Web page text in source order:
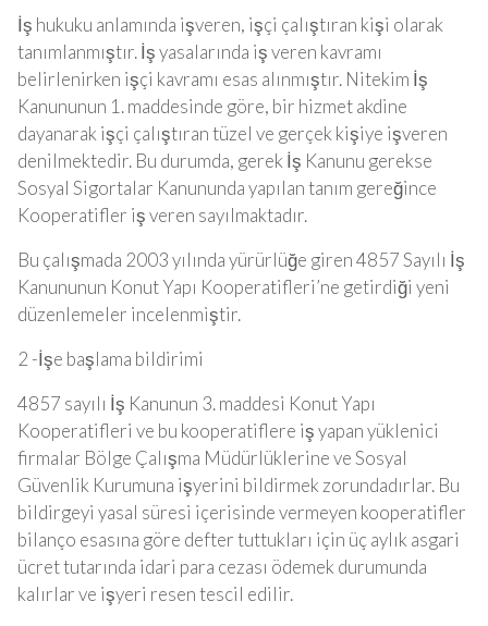
İş hukuku anlamında işveren, işçi çalıştıran kişi olarak
tanımlanmıştır. İş yasalarında iş veren kavramı
belirlenirken işçi kavramı esas alınmıştır. Nitekim İş
Kanununun 1. maddesinde göre, bir hizmet akdine
dayanarak işçi çalıştıran tüzel ve gerçek kişiye işveren
denilmektedir. Bu durumda, gerek İş Kanunu gerekse
Sosyal Sigortalar Kanununda yapılan tanım gereğince
Kooperatifler iş veren sayılmaktadır.
Bu çalışmada 2003 yılında yürürlüğe giren 4857 Sayılı İş
Kanununun Konut Yapı Kooperatifleri’ne getirdiği yeni
düzenlemeler incelenmiştir.
2 -İşe başlama bildirimi
4857 sayılı İş Kanunun 3. maddesi Konut Yapı
Kooperatifleri ve bu kooperatiflere iş yapan yüklenici
firmalar Bölge Çalışma Müdürlüklerine ve Sosyal
Güvenlik Kurumuna işyerini bildirmek zorundadırlar. Bu
bildirgeyi yasal süresi içerisinde vermeyen kooperatifler
bilanço esasına göre defter tuttukları için üç aylık asgari
ücret tutarında idari para cezası ödemek durumunda
kalırlar ve işyeri resen tescil edilir.